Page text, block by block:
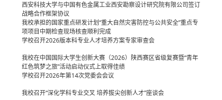
西安科技大学与中国有色金属工业西安勘察设计研究院有限公司签订
战略合作框架协议
我校承担的国家重点研发计划“重大自然灾害防控与公共安全”重点专
项项目中期检查现场核查顺利完成
学校召开2026版本科专业人才培养方案专家审查会
我校在中国国际大学生创新大赛（2026）陕西赛区省级复赛暨“青年
红色筑梦之旅”活动启动仪式上取得佳绩
学校召开2026年第14次党委会会议
我校召开“深化学科专业交叉 培养拔尖创新人才”座谈会